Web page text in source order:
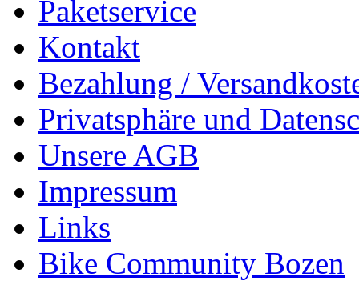
Paketservice
Kontakt
Bezahlung /
Privatsphäre und
Unsere AGB
Impressum
Links
Bike Community Bozen